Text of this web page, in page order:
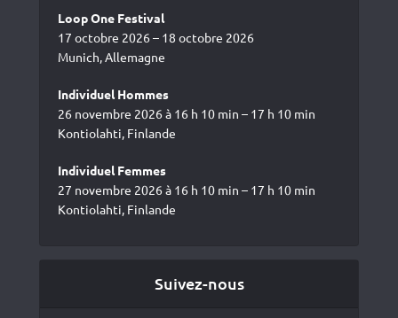
Loop One Festival
17 octobre 2026 – 18 octobre 2026
Munich, Allemagne
Individuel Hommes
26 novembre 2026 à 16 h 10 min – 17 h 10 min
Kontiolahti, Finlande
Individuel Femmes
27 novembre 2026 à 16 h 10 min – 17 h 10 min
Kontiolahti, Finlande
Suivez-nous